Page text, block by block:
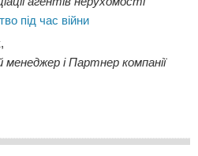
програми «Фінансовий
стати учасниками семінарів,
компаніями, банківськими та
досвід роботи фінансового
трейдера. Можуть долучатися до
є Коледж, виступати на
під час війни
і Партнер компанії